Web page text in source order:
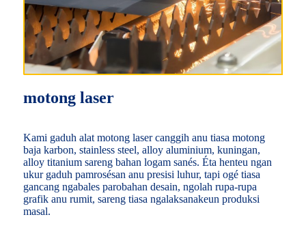
motong laser
Kami gaduh alat motong laser canggih anu tiasa motong
baja karbon, stainless steel, alloy aluminium, kuningan,
alloy titanium sareng bahan logam sanés. Éta henteu ngan
ukur gaduh pamrosésan anu presisi luhur, tapi ogé tiasa
gancang ngabales parobahan desain, ngolah rupa-rupa
grafik anu rumit, sareng tiasa ngalaksanakeun produksi
masal.